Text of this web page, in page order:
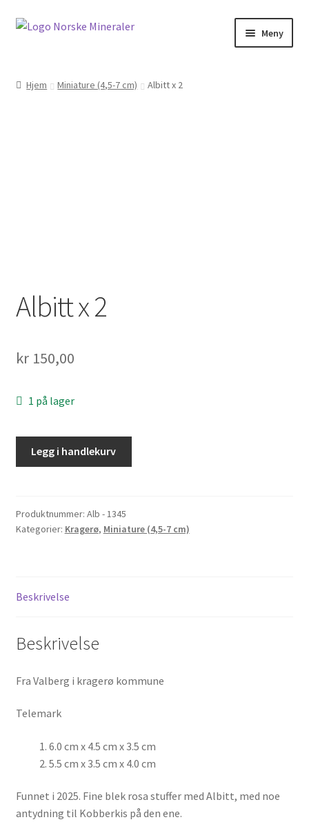
Meny
Personvern
Til kassen
Hjem Miniature (4,5-7 cm) Albitt x 2
Albitt x 2
kr150,00
1 på lager
Legg i handlekurv
Produktnummer: Alb - 1345
Kategorier: Kragerø, Miniature (4,5-7 cm)
Beskrivelse
Beskrivelse
Fra Valberg i kragerø kommune
Telemark
6.0 cm x 4.5 cm x 3.5 cm
5.5 cm x 3.5 cm x 4.0 cm
Funnet i 2025. Fine blek rosa stuffer med Albitt, med noe
antydning til Kobberkis på den ene.